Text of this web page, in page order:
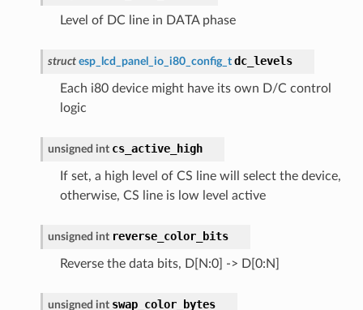
Level of DC line in DATA phase
struct esp_lcd_panel_io_i80_config_t dc_levels
Each i80 device might have its own D/C control
logic
unsigned int cs_active_high
If set, a high level of CS line will select the device,
otherwise, CS line is low level active
unsigned int reverse_color_bits
Reverse the data bits, D[N:0] -> D[0:N]
unsigned int swap_color_bytes